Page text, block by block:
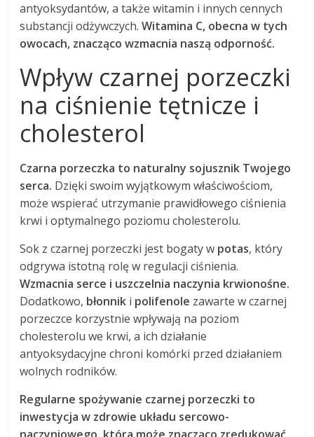
antyoksydantów, a także witamin i innych cennych
substancji odżywczych.Witamina C, obecna w tych
owocach, znacząco wzmacnia naszą odporność.
Wpływ czarnej porzeczki
na ciśnienie tętnicze i
cholesterol
Czarna porzeczka to naturalny sojusznik Twojego
serca. Dzięki swoim wyjątkowym właściwościom,
może wspierać utrzymanie prawidłowego ciśnienia
krwi i optymalnego poziomu cholesterolu.
Sok z czarnej porzeczki jest bogaty w potas, który
odgrywa istotną rolę w regulacji ciśnienia.
Wzmacnia serce i uszczelnia naczynia krwionośne.
Dodatkowo, błonnik i polifenole zawarte w czarnej
porzeczce korzystnie wpływają na poziom
cholesterolu we krwi, a ich działanie
antyoksydacyjne chroni komórki przed działaniem
wolnych rodników.
Regularne spożywanie czarnej porzeczki to
inwestycja w zdrowie układu sercowo-